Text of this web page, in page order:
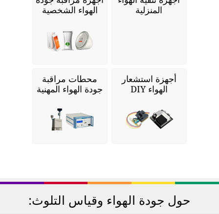
المنزلية
الهواء الشخصية
أجهزة استشعار
الهواء DIY
محطات مراقبة
جودة الهواء المهنية
حول جودة الهواء وقياس التلوث: